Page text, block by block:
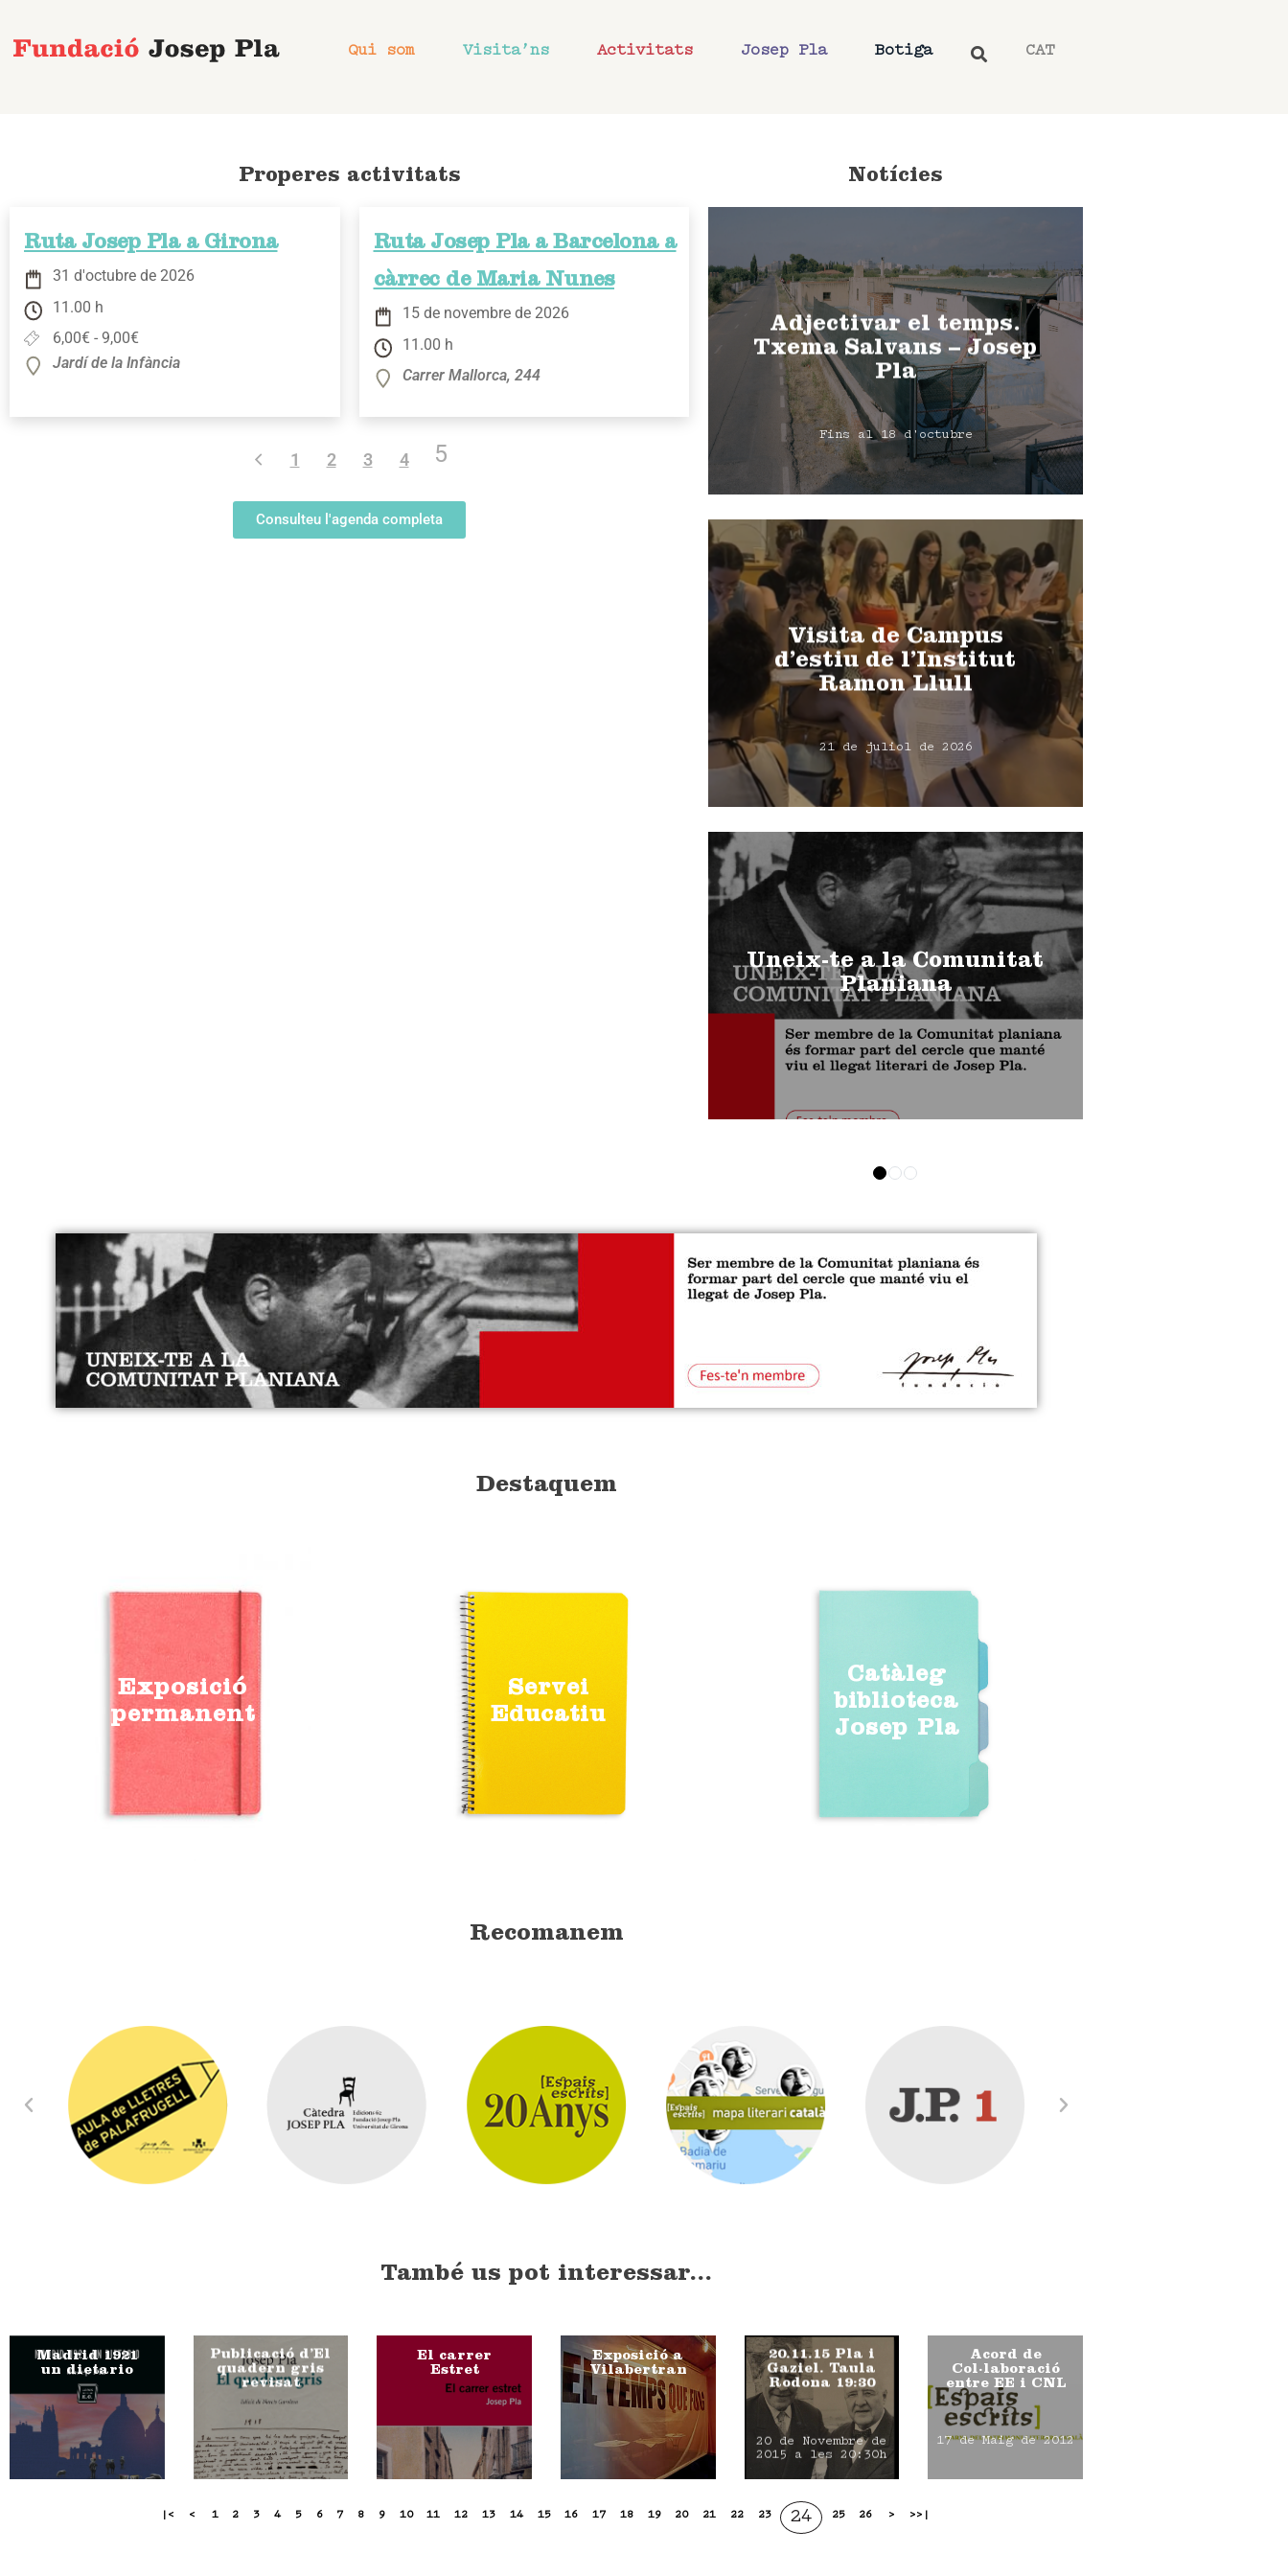
Qui som Visita’ns Activitats Josep Pla Botiga CAT
Properes activitats
Ruta Josep Pla a Girona
31 d'octubre de 2026
11.00 h
6,00€ - 9,00€
Jardí de la Infància
Ruta Josep Pla a Barcelona a
càrrec de Maria Nunes
15 de novembre de 2026
11.00 h
Carrer Mallorca, 244
1 2 3 4 5
Consulteu l'agenda completa
Notícies
Adjectivar el temps.
Txema Salvans – Josep
Pla
Fins al 18 d'octubre
Visita de Campus
d’estiu de l’Institut
Ramon Llull
21 de juliol de 2026
Uneix-te a la Comunitat
Planiana
Destaquem
Exposició
permanent
Servei
Educatiu
Catàleg
biblioteca
Josep Pla
Recomanem
També us pot interessar...
Madrid 1921
un dietario
Publicació d’El
quadern gris
revisat
El carrer
Estret
Exposició a
Vilabertran
20.11.15 Pla i
Gaziel. Taula
Rodona 19:30
20 de Novembre de
2015 a les 20:30h
Acord de
Col·laboració
entre EE i CNL
17 de Maig de 2012
|< < 1 2 3 4 5 6 7 8 9 10 11 12 13 14 15 16 17 18 19 20 21 22 23 24 25 26 > >>|